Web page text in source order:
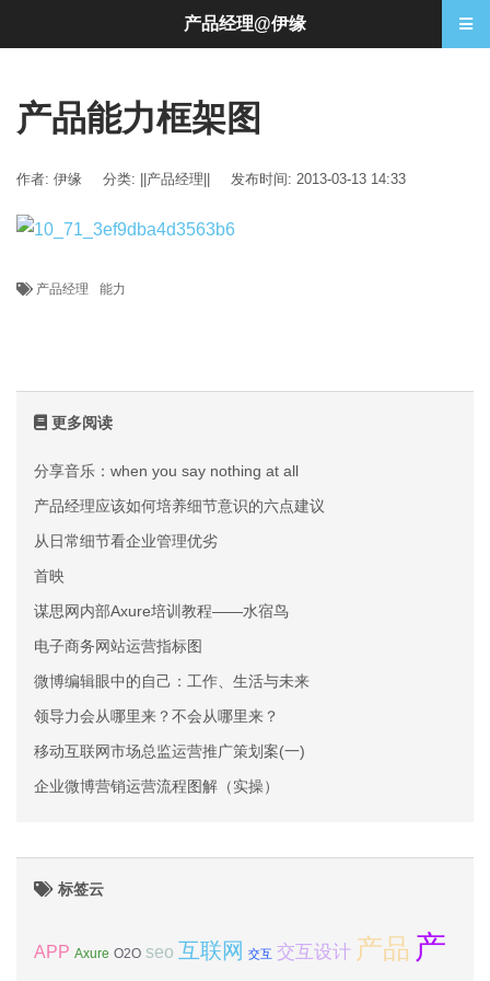
产品能力框架图
作者: 伊缘 分类: ||产品经理|| 发布时间: 2013-03-13 14:33
产品经理 能力
更多阅读
分享音乐：when you say nothing at all
产品经理应该如何培养细节意识的六点建议
从日常细节看企业管理优劣
首映
谋思网内部Axure培训教程——水宿鸟
电子商务网站运营指标图
微博编辑眼中的自己：工作、生活与未来
领导力会从哪里来？不会从哪里来？
移动互联网市场总监运营推广策划案(一)
企业微博营销运营流程图解（实操）
标签云
APP Axure O2O seo 互联网 交互 交互设计 产品 产
产品经理@伊缘